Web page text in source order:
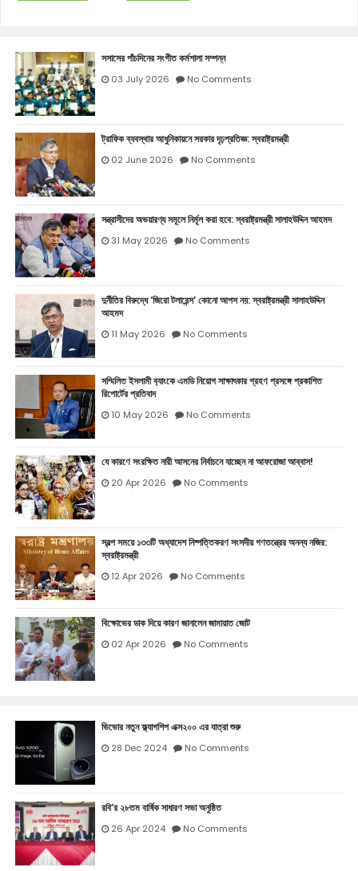
সসাসের পাঁচদিনের সংগীত কর্মশালা সম্পন্ন
03 July 2026 No Comments
ট্রাফিক ব্যবস্থার আধুনিকায়নে সরকার দৃঢ়প্রতিজ্ঞ: স্বরাষ্ট্রমন্ত্রী
02 June 2026 No Comments
সন্ত্রাসীদের অভয়ারণ্য সমূলে নির্মূল করা হবে: স্বরাষ্ট্রমন্ত্রী সালাহউদ্দিন আহমদ
31 May 2026 No Comments
দুর্নীতির বিরুদ্ধে ‘জিরো টলারেন্স’ কোনো আপস নয়: স্বরাষ্ট্রমন্ত্রী সালাহউদ্দিন
আহমদ
11 May 2026 No Comments
সম্মিলিত ইসলামী ব‍্যাংকে এমডি নিয়োগ সাক্ষাৎকার গ্রহণ প্রসঙ্গে প্রকাশিত
রিপোর্টের প্রতিবাদ
10 May 2026 No Comments
যে কারণে সংরক্ষিত নারী আসনের নির্বাচনে যাচ্ছেন না আফরোজা আব্বাস!
20 Apr 2026 No Comments
স্বল্প সময়ে ১৩৩টি অধ্যাদেশ নিষ্পত্তিকরণ সংসদীয় গণতন্ত্রের অনন্য নজির:
স্বরাষ্ট্রমন্ত্রী
12 Apr 2026 No Comments
বিক্ষোভের ডাক দিয়ে কারণ জানালেন জামায়াত জোট
02 Apr 2026 No Comments
ভিভোর নতুন ফ্ল্যাগশিপ এক্স২০০ এর যাত্রা শুরু
28 Dec 2024 No Comments
রবি’র ২৮তম বার্ষিক সাধারণ সভা অনুষ্ঠিত
26 Apr 2024 No Comments